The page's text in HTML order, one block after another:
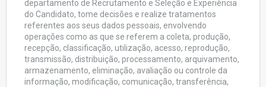
departamento de Recrutamento e Seleção e Experiência
do Candidato, tome decisões e realize tratamentos
referentes aos seus dados pessoais, envolvendo
operações como as que se referem a coleta, produção,
recepção, classificação, utilização, acesso, reprodução,
transmissão, distribuição, processamento, arquivamento,
armazenamento, eliminação, avaliação ou controle da
informação, modificação, comunicação, transferência,